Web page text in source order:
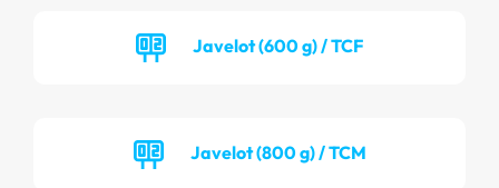
Javelot (600 g) / TCF
Javelot (800 g) / TCM